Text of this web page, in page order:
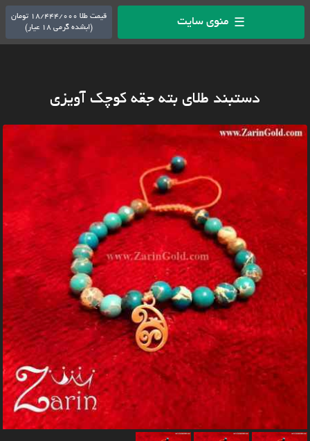
☰ منوی سایت
قیمت طلا 18/444/000 تومان
(ابشده گرمی 18 عیار)
دستبند طلای بته جقه کوچک آویزی